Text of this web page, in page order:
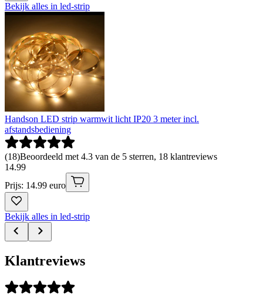
Bekijk alles in led-strip
Handson LED strip warmwit licht IP20 3 meter incl.
afstandsbediening
(18)Beoordeeld met 4.3 van de 5 sterren, 18 klantreviews
14.99
Prijs: 14.99 euro
Bekijk alles in led-strip
Klantreviews